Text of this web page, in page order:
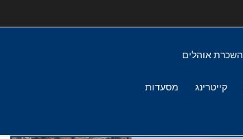
השכרת אוהלים
קייטרינג מסעדות